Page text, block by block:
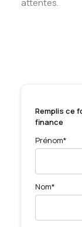
Remplis ce
finance
Prénom*
Nom*